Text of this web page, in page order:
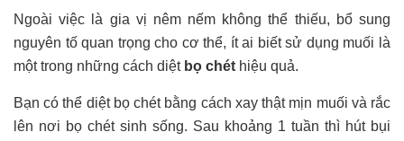
Ngoài việc là gia vị nêm nếm không thể thiếu, bổ sung
nguyên tố quan trọng cho cơ thể, ít ai biết sử dụng muối là
một trong những cách diệt bọ chét hiệu quả.
Bạn có thể diệt bọ chét bằng cách xay thật mịn muối và rắc
lên nơi bọ chét sinh sống. Sau khoảng 1 tuần thì hút bụi